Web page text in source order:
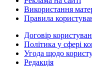
Використання
Правила
Договір
Політика у сфері
Угода щодо
Редакція